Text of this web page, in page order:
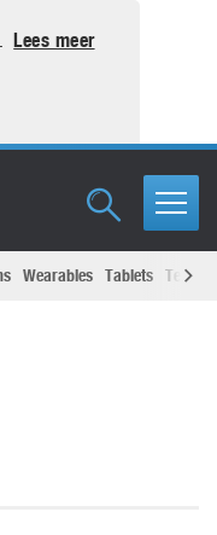
Lees meer
Wearables Tablets